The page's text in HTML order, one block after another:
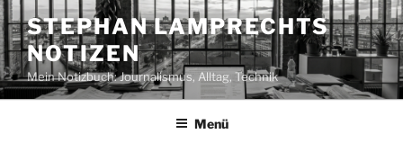
Zum
Inhalt
springen
STEPHAN LAMPRECHTS
NOTIZEN
Mein Notizbuch: Journalismus, Alltag, Technik
Menü